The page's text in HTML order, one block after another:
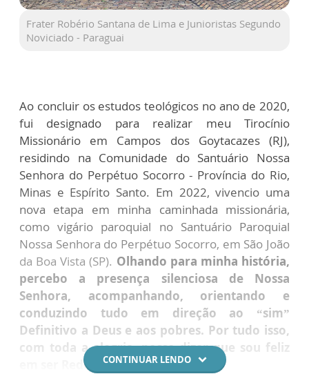
Frater Robério Santana de Lima e Junioristas Segundo
Noviciado - Paraguai
Ao concluir os estudos teológicos no ano de 2020,
fui designado para realizar meu Tirocínio
Missionário em Campos dos Goytacazes (RJ),
residindo na Comunidade do Santuário Nossa
Senhora do Perpétuo Socorro - Província do Rio,
Minas e Espírito Santo. Em 2022, vivencio uma
nova etapa em minha caminhada missionária,
como vigário paroquial no Santuário Paroquial
Nossa Senhora do Perpétuo Socorro, em São João
da Boa Vista (SP). Olhando para minha história,
percebo a presença silenciosa de Nossa
Senhora, acompanhando, orientando e
conduzindo tudo em direção ao “sim”
Definitivo a Deus e aos pobres. Por tudo isso,
com toda a alegria, posso dizer que sou feliz
em ser Redentorista!CONTINUAR LENDO